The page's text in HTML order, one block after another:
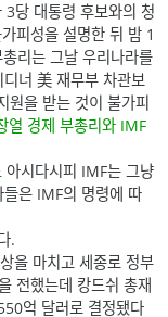
3당 대통령 후보와의 청
피성을 설명한 뒤 밤 1
리는 그날 우리나라를
너 美 재무부 차관보
원을 받는 것이 불가피
열 경제 부총리와 IMF
아시다시피 IMF는 그냥
은 IMF의 명령에 따
.
을 마치고 세종로 정부
전했는데 캉드쉬 총재
억 달러로 결정됐다